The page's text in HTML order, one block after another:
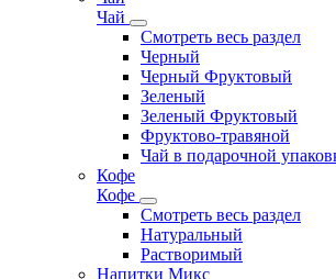
Чай
Смотреть весь раздел
Черный
Черный Фруктовый
Зеленый
Зеленый Фруктовый
Фруктово-травяной
Чай в подарочной
Кофе
Кофе
Смотреть весь раздел
Натуральный
Растворимый
Напитки Микс